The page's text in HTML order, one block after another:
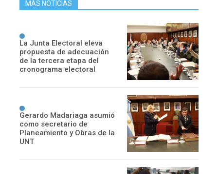
MÁS NOTICIAS
La Junta Electoral eleva
propuesta de adecuación
de la tercera etapa del
cronograma electoral
Gerardo Madariaga asumió
como secretario de
Planeamiento y Obras de la
UNT